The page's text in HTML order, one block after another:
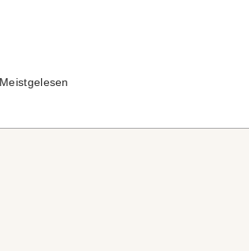
Meistgelesen